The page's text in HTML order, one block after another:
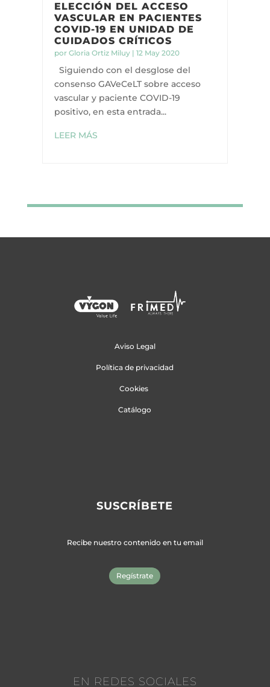
ELECCIÓN DEL ACCESO
VASCULAR EN PACIENTES
COVID-19 EN UNIDAD DE
CUIDADOS CRÍTICOS
por Gloria Ortiz Miluy| 12 May 2020
Siguiendo con el desglose del
consenso GAVeCeLT sobre acceso
vascular y paciente COVID-19
positivo, en esta entrada...
LEER MÁS
Aviso Legal
Política de privacidad
Cookies
Catálogo
SUSCRÍBETE
Recibe nuestro contenido en tu email
Regístrate
EN REDES SOCIALES